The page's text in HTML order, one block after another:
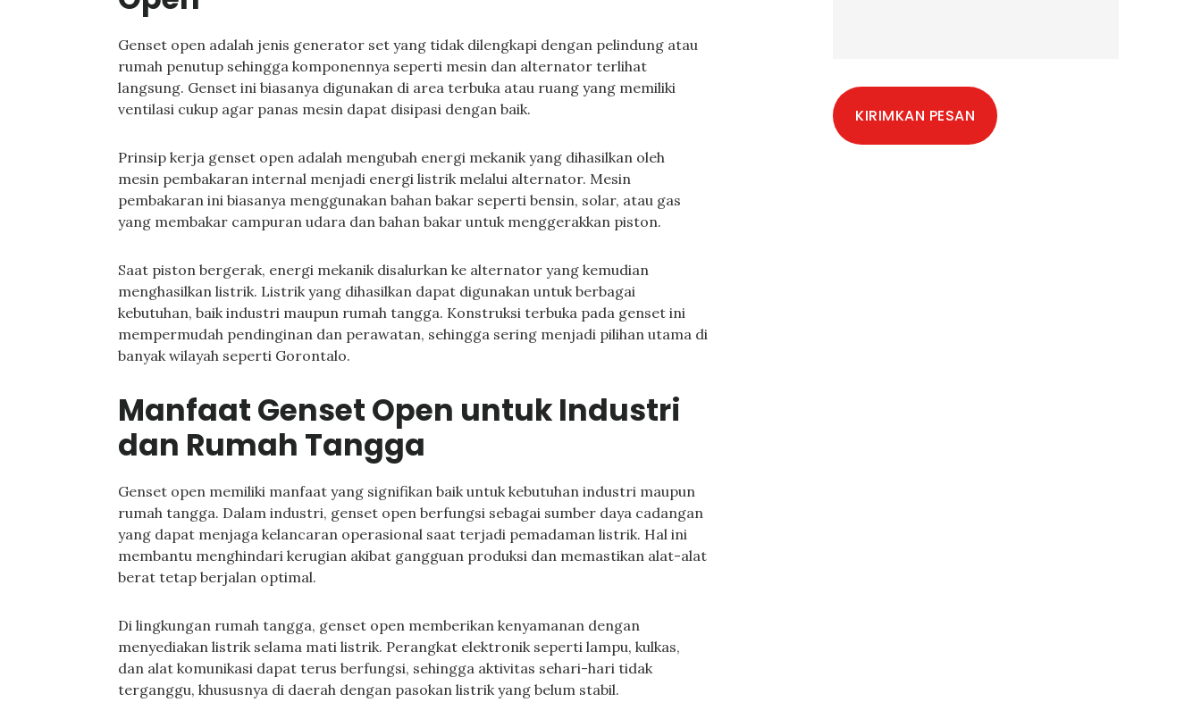
Genset open adalah jenis generator set yang tidak dilengkapi dengan pelindung atau
rumah penutup sehingga komponennya seperti mesin dan alternator terlihat
langsung. Genset ini biasanya digunakan di area terbuka atau ruang yang memiliki
ventilasi cukup agar panas mesin dapat disipasi dengan baik.
Prinsip kerja genset open adalah mengubah energi mekanik yang dihasilkan oleh
mesin pembakaran internal menjadi energi listrik melalui alternator. Mesin
pembakaran ini biasanya menggunakan bahan bakar seperti bensin, solar, atau gas
yang membakar campuran udara dan bahan bakar untuk menggerakkan piston.
Saat piston bergerak, energi mekanik disalurkan ke alternator yang kemudian
menghasilkan listrik. Listrik yang dihasilkan dapat digunakan untuk berbagai
kebutuhan, baik industri maupun rumah tangga. Konstruksi terbuka pada genset ini
mempermudah pendinginan dan perawatan, sehingga sering menjadi pilihan utama di
banyak wilayah seperti Gorontalo.
Manfaat Genset Open untuk Industri
dan Rumah Tangga
Genset open memiliki manfaat yang signifikan baik untuk kebutuhan industri maupun
rumah tangga. Dalam industri, genset open berfungsi sebagai sumber daya cadangan
yang dapat menjaga kelancaran operasional saat terjadi pemadaman listrik. Hal ini
membantu menghindari kerugian akibat gangguan produksi dan memastikan alat-alat
berat tetap berjalan optimal.
Di lingkungan rumah tangga, genset open memberikan kenyamanan dengan
menyediakan listrik selama mati listrik. Perangkat elektronik seperti lampu, kulkas,
dan alat komunikasi dapat terus berfungsi, sehingga aktivitas sehari-hari tidak
terganggu, khususnya di daerah dengan pasokan listrik yang belum stabil.